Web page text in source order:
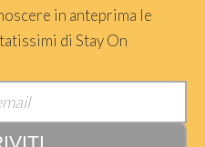
in anteprima le
di Stay On